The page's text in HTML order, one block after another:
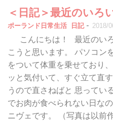
＜日記＞最近のいろ
ポーランド日常生活 日記 - 2018/
こんにちは！ 最近のいろ
こうと思います。 パソコン
をついて体重を乗せており
ッと気付いて、すぐ立て直
うので直さねばと 思ってい
でお肉が食べられない日な
ニヴェです。 （写真は以